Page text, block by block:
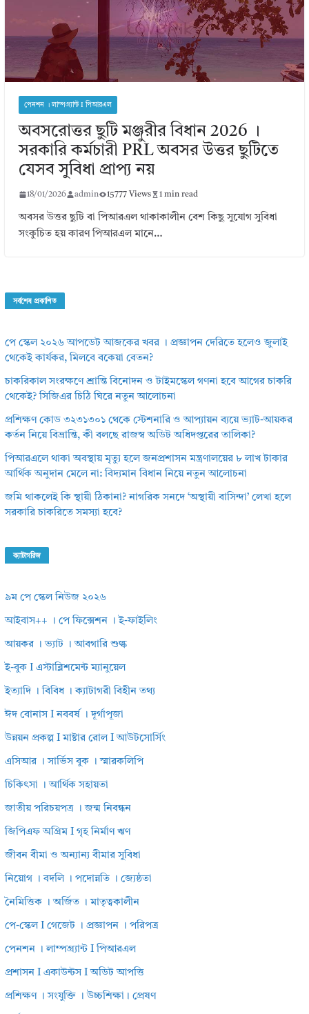
পেনশন । লাম্পগ্র্যান্ট I পিআরএল
অবসরোত্তর ছুটি মঞ্জুরীর বিধান 2026 ।
সরকারি কর্মচারী PRL অবসর উত্তর ছুটিতে
যেসব সুবিধা প্রাপ্য নয়
18/01/2026 admin 15777 Views 1 min read
অবসর উত্তর ছুটি বা পিআরএল থাকাকালীন বেশ কিছু সুযোগ সুবিধা
সংকুচিত হয় কারণ পিআরএল মানে…
সর্বশেষ প্রকাশিত
পে স্কেল ২০২৬ আপডেট আজকের খবর । প্রজ্ঞাপন দেরিতে হলেও জুলাই
থেকেই কার্যকর, মিলবে বকেয়া বেতন?
চাকরিকাল সংরক্ষণে শ্রান্তি বিনোদন ও টাইমস্কেল গণনা হবে আগের চাকরি
থেকেই? সিজিএর চিঠি ঘিরে নতুন আলোচনা
প্রশিক্ষণ কোড ৩২৩১৩০১ থেকে স্টেশনারি ও আপ্যায়ন ব্যয়ে ভ্যাট-আয়কর
কর্তন নিয়ে বিভ্রান্তি, কী বলছে রাজস্ব অডিট অধিদপ্তরের তালিকা?
পিআরএলে থাকা অবস্থায় মৃত্যু হলে জনপ্রশাসন মন্ত্রণালয়ের ৮ লাখ টাকার
আর্থিক অনুদান মেলে না: বিদ্যমান বিধান নিয়ে নতুন আলোচনা
জমি থাকলেই কি স্থায়ী ঠিকানা? নাগরিক সনদে ‘অস্থায়ী বাসিন্দা’ লেখা হলে
সরকারি চাকরিতে সমস্যা হবে?
ক্যাটাগরিজ
৯ম পে স্কেল নিউজ ২০২৬
আইবাস++ । পে ফিক্সেশন । ই-ফাইলিং
আয়কর । ভ্যাট । আবগারি শুল্ক
ই-বুক I এস্টাব্লিশমেন্ট ম্যানুয়েল
ইত্যাদি । বিবিধ । ক্যাটাগরী বিহীন তথ্য
ঈদ বোনাস I নববর্ষ । দূর্গাপূজা
উন্নয়ন প্রকল্প I মাষ্টার রোল I আউটসোর্সিং
এসিআর । সার্ভিস বুক । স্মারকলিপি
চিকিৎসা । আর্থিক সহায়তা
জাতীয় পরিচয়পত্র । জন্ম নিবন্ধন
জিপিএফ অগ্রিম I গৃহ নির্মাণ ঋণ
জীবন বীমা ও অন্যান্য বীমার সুবিধা
নিয়োগ । বদলি । পদোন্নতি । জ্যেষ্ঠতা
নৈমিত্তিক । অর্জিত । মাতৃত্বকালীন
পে-স্কেল I গেজেট । প্রজ্ঞাপন । পরিপত্র
পেনশন । লাম্পগ্র্যান্ট I পিআরএল
প্রশাসন I একাউন্টস I অডিট আপত্তি
প্রশিক্ষণ । সংযুক্তি । উচ্চশিক্ষা। প্রেষণ